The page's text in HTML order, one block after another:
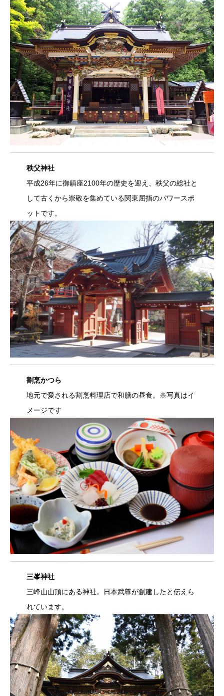
秩父神社
平成26年に御鎮座2100年の歴史を迎え、秩父の総社と
して古くから崇敬を集めている関東屈指のパワースポ
ットです。
割烹かつら
地元で愛される割烹料理店で和膳の昼食。※写真はイ
メージです
三峯神社
三峰山山頂にある神社。日本武尊が創建したと伝えら
れています。